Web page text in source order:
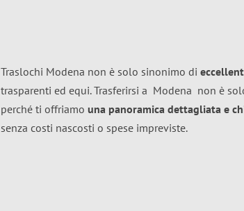
Traslochi Modena non è solo sinonimo di
trasparenti ed equi. Trasferirsi a Modena non è
perché ti offriamo una panoramica dettagliata e
senza costi nascosti o spese impreviste.